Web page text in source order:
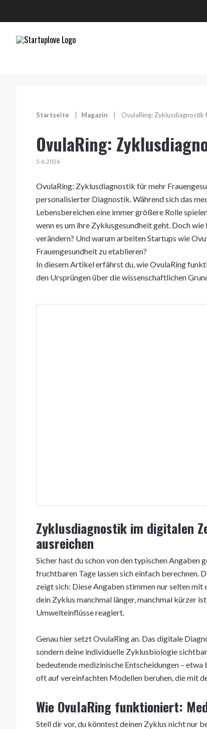
Startseite Magazin OvulaRing: Zyklusdiagnostik
OvulaRing:
5.6.2026
OvulaRing: Zyklusdiagnostik für mehr
personalisierter Diagnostik. Während sich das
Lebensbereichen eine immer größere Rolle
wenn es um ihre Zyklusgesundheit geht. Doch
verändern? Und warum arbeiten Startups wie
Frauengesundheit zu etablieren?
In diesem Artikel erfährst du, wie OvulaRing
den Ursprüngen über die wissenschaftlichen
Zyklusdiagnostik im digitalen
ausreichen
Sicher hast du schon von den typischen Angaben
fruchtbaren Tage lassen sich einfach berechnen.
zeigt sich: Diese Angaben stimmen nur selten
dein Zyklus manchmal länger, manchmal kürzer
Umwelteinflüsse reagiert.
Genau hier setzt OvulaRing an. Das digitale
sondern deine individuelle Zyklusbiologie
bedeutende medizinische Entscheidungen –
oft auf vereinfachten Modellen beruhen, die mit
Wie OvulaRing funktioniert:
Stell dir vor, du könntest deinen Zyklus nicht nur